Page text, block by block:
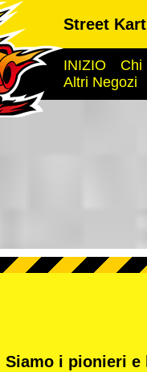
Street
INIZIO
Chi
Altri Negozi
Siamo i pionieri e